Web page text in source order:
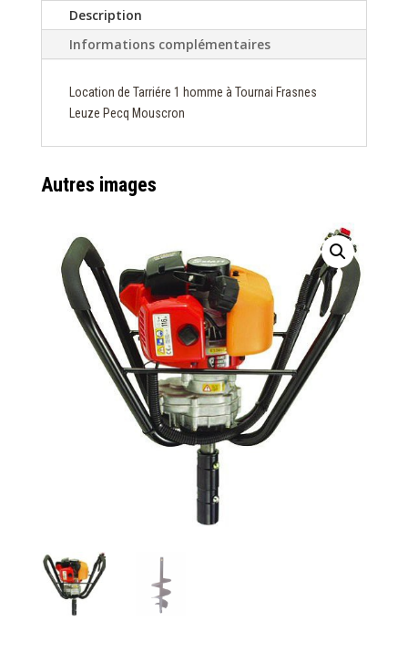
Description
Informations complémentaires
Location de Tarriére 1 homme à Tournai Frasnes
Leuze Pecq Mouscron
Autres images